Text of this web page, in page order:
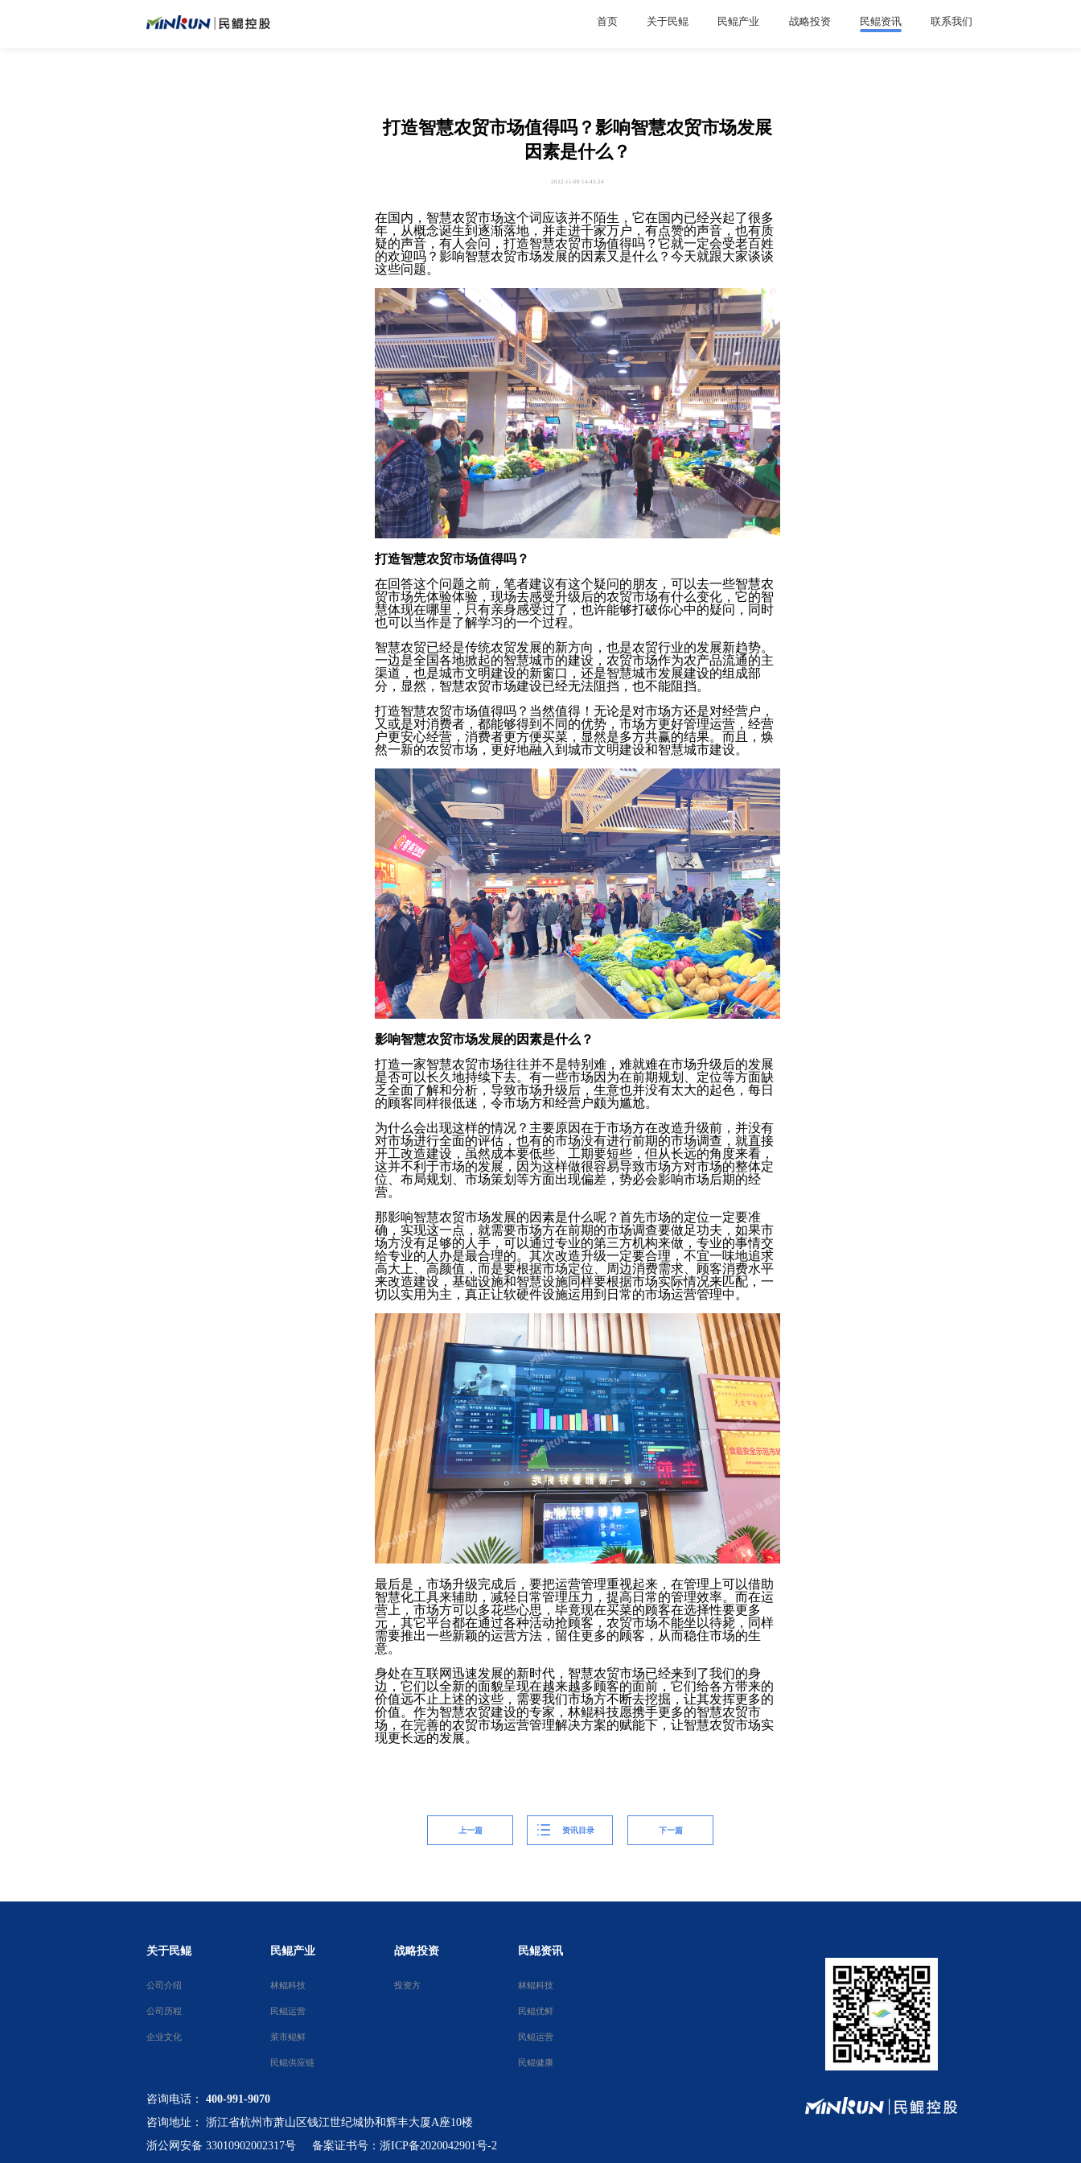
首页 关于民鲲 民鲲产业 战略投资 民鲲资讯 联系我们
打造智慧农贸市场值得吗？影响智慧农贸市场发展
因素是什么？
2022-11-09 14:43:24
在国内，智慧农贸市场这个词应该并不陌生，它在国内已经兴起了很多
年，从概念诞生到逐渐落地，并走进千家万户，有点赞的声音，也有质
疑的声音，有人会问，打造智慧农贸市场值得吗？它就一定会受老百姓
的欢迎吗？影响智慧农贸市场发展的因素又是什么？今天就跟大家谈谈
这些问题。
打造智慧农贸市场值得吗？
在回答这个问题之前，笔者建议有这个疑问的朋友，可以去一些智慧农
贸市场先体验体验，现场去感受升级后的农贸市场有什么变化，它的智
慧体现在哪里，只有亲身感受过了，也许能够打破你心中的疑问，同时
也可以当作是了解学习的一个过程。
智慧农贸已经是传统农贸发展的新方向，也是农贸行业的发展新趋势。
一边是全国各地掀起的智慧城市的建设，农贸市场作为农产品流通的主
渠道，也是城市文明建设的新窗口，还是智慧城市发展建设的组成部
分，显然，智慧农贸市场建设已经无法阻挡，也不能阻挡。
打造智慧农贸市场值得吗？当然值得！无论是对市场方还是对经营户，
又或是对消费者，都能够得到不同的优势，市场方更好管理运营，经营
户更安心经营，消费者更方便买菜，显然是多方共赢的结果。而且，焕
然一新的农贸市场，更好地融入到城市文明建设和智慧城市建设。
影响智慧农贸市场发展的因素是什么？
打造一家智慧农贸市场往往并不是特别难，难就难在市场升级后的发展
是否可以长久地持续下去。有一些市场因为在前期规划、定位等方面缺
乏全面了解和分析，导致市场升级后，生意也并没有太大的起色，每日
的顾客同样很低迷，令市场方和经营户颇为尴尬。
为什么会出现这样的情况？主要原因在于市场方在改造升级前，并没有
对市场进行全面的评估，也有的市场没有进行前期的市场调查，就直接
开工改造建设，虽然成本要低些、工期要短些，但从长远的角度来看，
这并不利于市场的发展，因为这样做很容易导致市场方对市场的整体定
位、布局规划、市场策划等方面出现偏差，势必会影响市场后期的经
营。
那影响智慧农贸市场发展的因素是什么呢？首先市场的定位一定要准
确，实现这一点，就需要市场方在前期的市场调查要做足功夫，如果市
场方没有足够的人手，可以通过专业的第三方机构来做，专业的事情交
给专业的人办是最合理的。其次改造升级一定要合理，不宜一味地追求
高大上、高颜值，而是要根据市场定位、周边消费需求、顾客消费水平
来改造建设，基础设施和智慧设施同样要根据市场实际情况来匹配，一
切以实用为主，真正让软硬件设施运用到日常的市场运营管理中。
最后是，市场升级完成后，要把运营管理重视起来，在管理上可以借助
智慧化工具来辅助，减轻日常管理压力，提高日常的管理效率。而在运
营上，市场方可以多花些心思，毕竟现在买菜的顾客在选择性要更多
元，其它平台都在通过各种活动抢顾客，农贸市场不能坐以待毙，同样
需要推出一些新颖的运营方法，留住更多的顾客，从而稳住市场的生
意。
身处在互联网迅速发展的新时代，智慧农贸市场已经来到了我们的身
边，它们以全新的面貌呈现在越来越多顾客的面前，它们给各方带来的
价值远不止上述的这些，需要我们市场方不断去挖掘，让其发挥更多的
价值。作为智慧农贸建设的专家，林鲲科技愿携手更多的智慧农贸市
场，在完善的农贸市场运营管理解决方案的赋能下，让智慧农贸市场实
现更长远的发展。
上一篇 资讯目录 下一篇
关于民鲲
公司介绍
公司历程
企业文化
民鲲产业
林鲲科技
民鲲运营
菜市鲲鲜
民鲲供应链
战略投资
投资方
民鲲资讯
林鲲科技
民鲲优鲜
民鲲运营
民鲲健康
咨询电话： 400-991-9070
咨询地址： 浙江省杭州市萧山区钱江世纪城协和辉丰大厦A座10楼
浙公网安备 33010902002317号 备案证书号：浙ICP备2020042901号-2